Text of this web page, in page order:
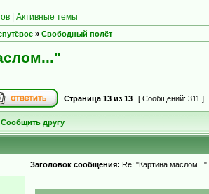
| Активные темы
» Свободный полёт
Страница 13 из 13 [ Сообщений: 311 ]
Сообщить другу
Заголовок сообщения: Re: "Картина маслом..."